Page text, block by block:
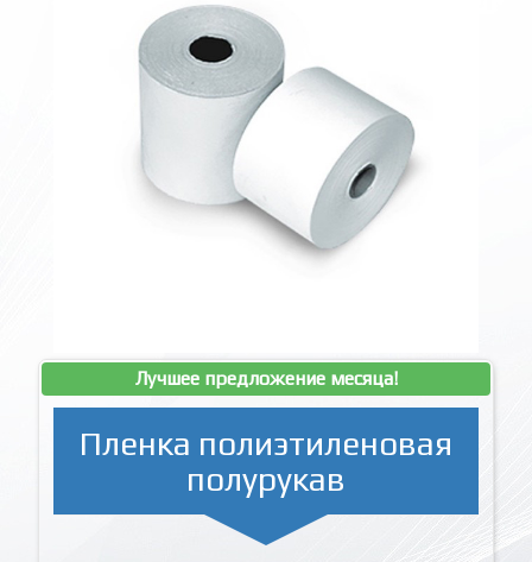
Лучшее предложение месяца!
Пленка полиэтиленовая
полурукав